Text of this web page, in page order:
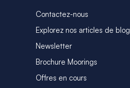
Contactez-nous
Explorez nos articles de blog
Newsletter
Brochure Moorings
Offres en cours